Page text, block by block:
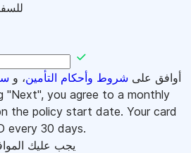
أوافق على شروط وأحكام التأمين، و
"Next", you agree to a monthly
the policy start date. Your card
every 30 days.
يجب عليك